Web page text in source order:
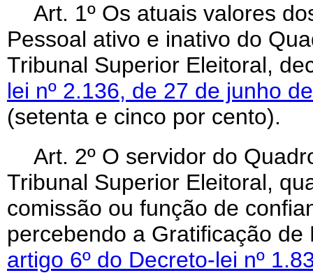
Art. 1º Os atuais valores
Pessoal ativo e inativo do
Tribunal Superior Eleitoral,
lei nº 2.136, de 27 de junho
(setenta e cinco por cento).
Art. 2º O servidor do
Tribunal Superior Eleitoral,
comissão ou função de
percebendo a Gratificação
artigo 6º do Decreto-lei nº